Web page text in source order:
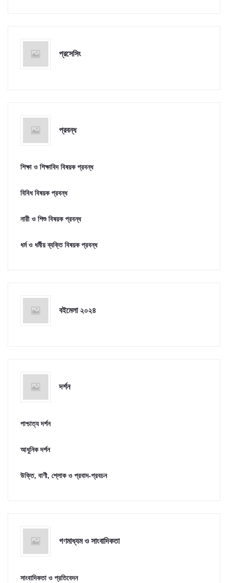
প্রসেসিং
প্রবন্ধ
শিক্ষা ও শিক্ষাবিদ বিষয়ক প্রবন্ধ
বিবিধ বিষয়ক প্রবন্ধ
নারী ও শিশু বিষয়ক প্রবন্ধ
ধর্ম ও ধর্মীয় ব্যক্তি বিষয়ক প্রবন্ধ
বইমেলা ২০২৪
দর্শন
পাশ্চাত্য দর্শন
আধুনিক দর্শন
উক্তি, বাণী, শ্লোক ও প্রবাদ-প্রবচন
গণমাধ্যম ও সাংবাদিকতা
সাংবাদিকতা ও প্রতিবেদন